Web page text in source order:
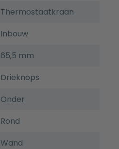
Thermostaatkraan
Inbouw
65,5 mm
Drieknops
Onder
Rond
Wand